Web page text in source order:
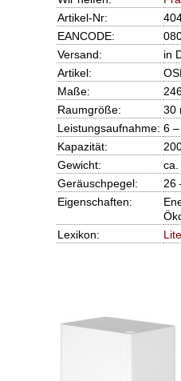
Artikel-Nr:
EANCODE:
Versand:
in
Artikel:
Maße:
Raumgröße:
30
Leistungsaufnahme: 6
Kapazität:
Gewicht:
ca.
Geräuschpegel:
26
Eigenschaften:
Lexikon: